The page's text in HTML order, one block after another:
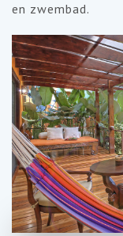
en zwembad.